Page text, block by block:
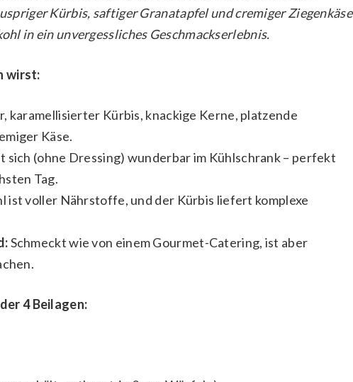
Kürbis, saftiger Granatapfel und cremiger Ziegenkäse
in ein unvergessliches Geschmackserlebnis.
wirst:
karamellisierter Kürbis, knackige Kerne, platzende
Käse.
sich (ohne Dressing) wunderbar im Kühlschrank – perfekt
Tag.
ist voller Nährstoffe, und der Kürbis liefert komplexe
Schmeckt wie von einem Gourmet-Catering, ist aber
4 Beilagen: